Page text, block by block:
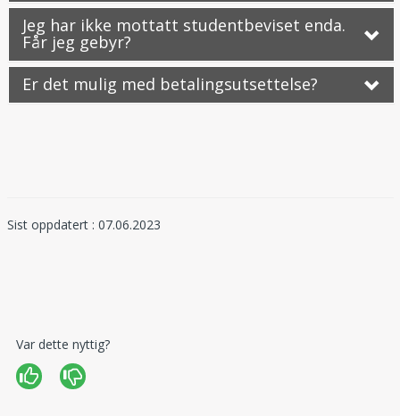
Jeg har ikke mottatt studentbeviset enda.
Får jeg gebyr?
Er det mulig med betalingsutsettelse?
Sist oppdatert : 07.06.2023
Var dette nyttig?